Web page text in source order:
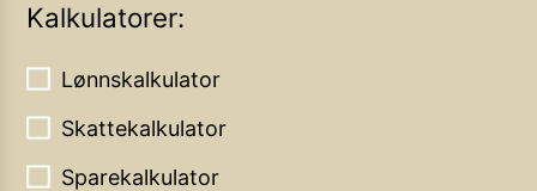
Kalkulatorer:
Lønnskalkulator
Skattekalkulator
Sparekalkulator